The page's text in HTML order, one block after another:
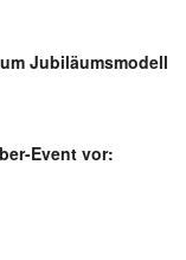
Jubiläumsmodell
Event vor: